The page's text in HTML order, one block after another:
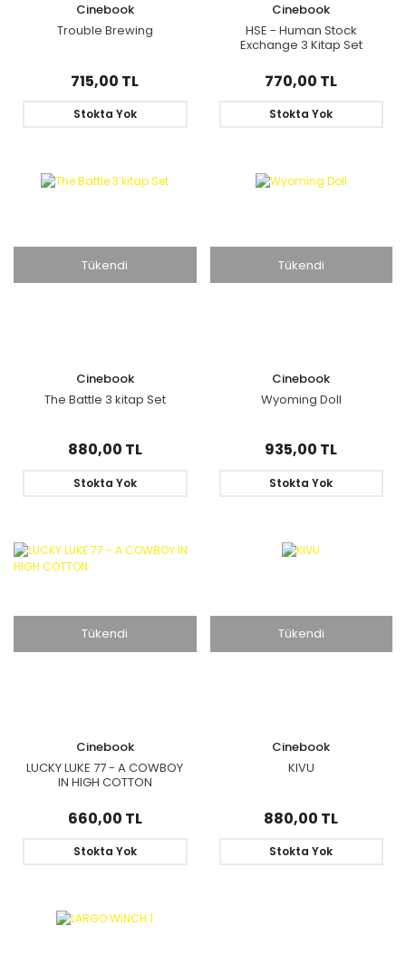
Cinebook
Trouble Brewing
715,00 TL
Stokta Yok
Cinebook
HSE - Human Stock
Exchange 3 Kitap Set
770,00 TL
Stokta Yok
Tükendi
Cinebook
The Battle 3 kitap Set
880,00 TL
Stokta Yok
Tükendi
Cinebook
Wyoming Doll
935,00 TL
Stokta Yok
Tükendi
Cinebook
LUCKY LUKE 77 - A COWBOY
IN HIGH COTTON
660,00 TL
Stokta Yok
Tükendi
Cinebook
KIVU
880,00 TL
Stokta Yok